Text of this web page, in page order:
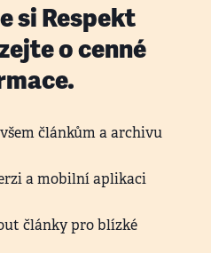
si Respekt
o cenné
článkům a archivu
a mobilní aplikaci
články pro blízké